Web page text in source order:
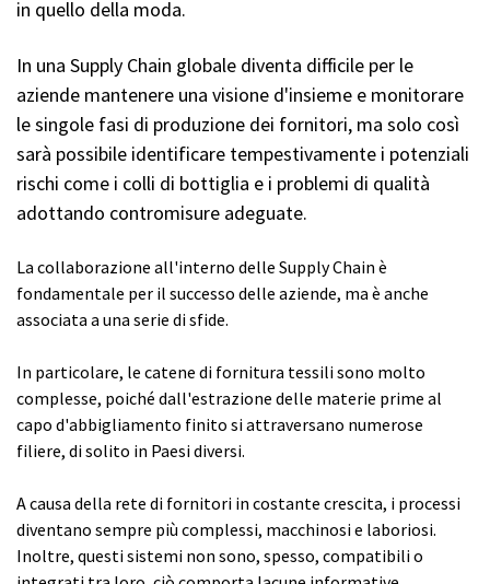
in quello della moda.
In una Supply Chain globale diventa difficile per le
aziende mantenere una visione d'insieme e monitorare
le singole fasi di produzione dei fornitori, ma solo così
sarà possibile identificare tempestivamente i potenziali
rischi come i colli di bottiglia e i problemi di qualità
adottando contromisure adeguate.
La collaborazione all'interno delle Supply Chain è
fondamentale per il successo delle aziende, ma è anche
associata a una serie di sfide.
In particolare, le catene di fornitura tessili sono molto
complesse, poiché dall'estrazione delle materie prime al
capo d'abbigliamento finito si attraversano numerose
filiere, di solito in Paesi diversi.
A causa della rete di fornitori in costante crescita, i processi
diventano sempre più complessi, macchinosi e laboriosi.
Inoltre, questi sistemi non sono, spesso, compatibili o